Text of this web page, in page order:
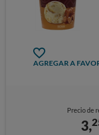
AGREGAR A
Precio de
3,